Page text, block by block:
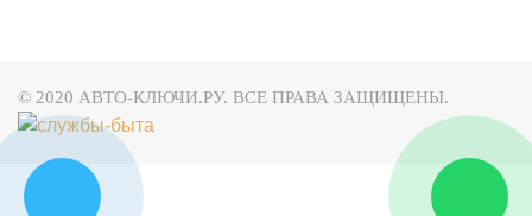
© 2020 АВТО-КЛЮЧИ.РУ. ВСЕ ПРАВА ЗАЩИЩЕНЫ.